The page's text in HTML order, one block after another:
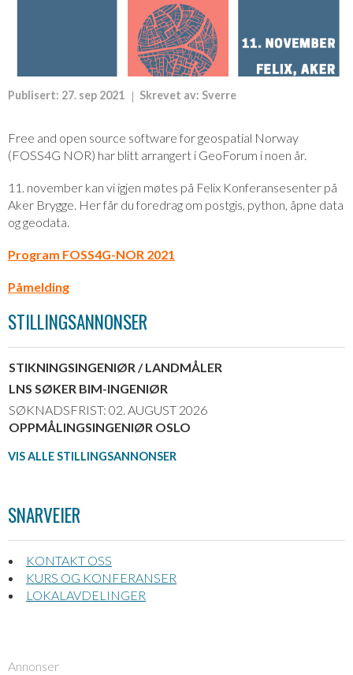
Publisert: 27. sep 2021 Skrevet av: Sverre
Free and open source software for geospatial Norway
(FOSS4G NOR) har blitt arrangert i GeoForum i noen år.
11. november kan vi igjen møtes på Felix Konferansesenter på
Aker Brygge. Her får du foredrag om postgis, python, åpne data
og geodata.
Program FOSS4G-NOR 2021
Påmelding
STILLINGSANNONSER
STIKNINGSINGENIØR / LANDMÅLER
LNS SØKER BIM-INGENIØR
SØKNADSFRIST: 02. AUGUST 2026
OPPMÅLINGSINGENIØR OSLO
VIS ALLE STILLINGSANNONSER
SNARVEIER
KONTAKT OSS
KURS OG KONFERANSER
LOKALAVDELINGER
Annonser